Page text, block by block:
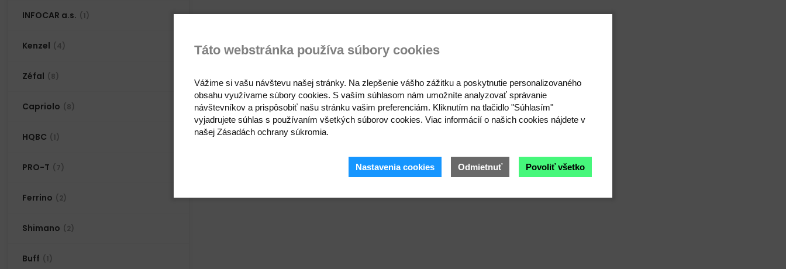
INFOCAR a.s. (1)
Kenzel (4)
Zéfal (8)
Capriolo (8)
HQBC (1)
PRO-T (7)
Ferrino (2)
Shimano (2)
Buff (1)
Táto webstránka používa súbory cookies
Vážime si vašu návštevu našej stránky. Na zlepšenie vášho zážitku a poskytnutie personalizovaného
obsahu využívame súbory cookies. S vaším súhlasom nám umožníte analyzovať správanie
návštevníkov a prispôsobiť našu stránku vašim preferenciám. Kliknutím na tlačidlo "Súhlasím"
vyjadrujete súhlas s používaním všetkých súborov cookies. Viac informácií o našich cookies nájdete v
našej Zásadách ochrany súkromia.
Nastavenia cookies Odmietnuť Povoliť všetko